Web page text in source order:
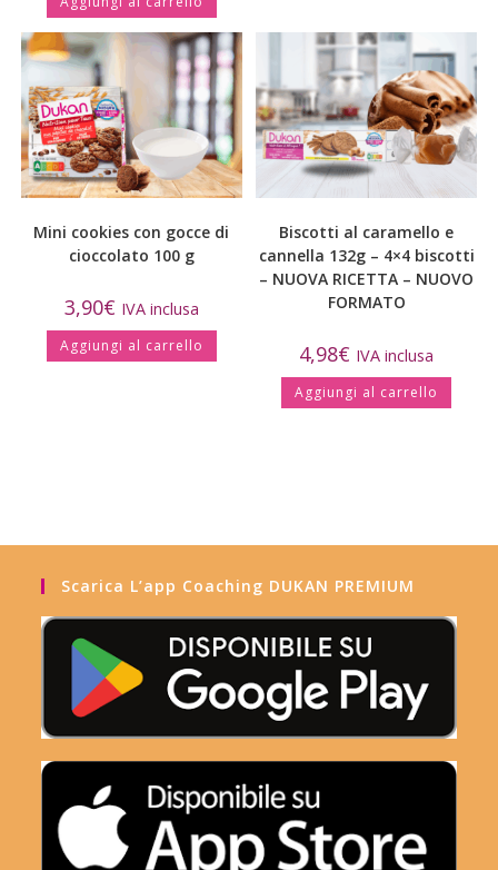
Mini cookies con gocce di
cioccolato 100 g
3,90€ IVA inclusa
Aggiungi al carrello
Biscotti al caramello e
cannella 132g – 4×4 biscotti
– NUOVA RICETTA – NUOVO
FORMATO
4,98€ IVA inclusa
Aggiungi al carrello
Scarica L’app Coaching DUKAN PREMIUM